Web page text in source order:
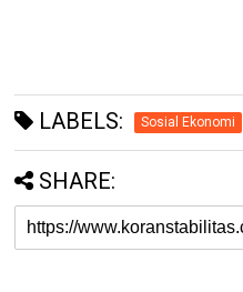
LABELS: Sosial Ekonomi
SHARE: